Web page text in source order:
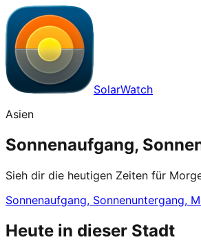
SolarWatch
Asien
Sonnenaufgang,
Sieh dir die heutigen Zeiten für
Sonnenaufgang, Sonnenuntergang,
Heute in dieser Stadt